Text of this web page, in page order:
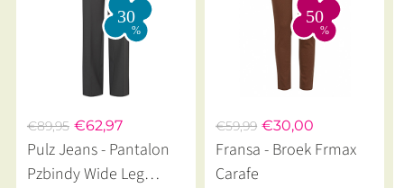
€89,95 €62,97
Pulz Jeans - Pantalon
Pzbindy Wide Leg
€59,99 €30,00
Fransa - Broek Frmax
Carafe